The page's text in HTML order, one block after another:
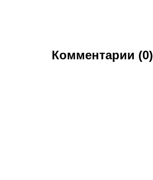
Комментарии (0)